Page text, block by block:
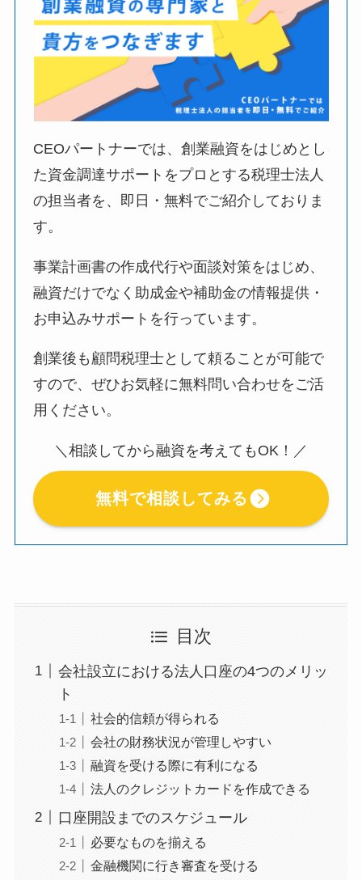
CEOパートナーでは、創業融資をはじめとし
た資金調達サポートをプロとする税理士法人
の担当者を、即日・無料でご紹介しておりま
す。
事業計画書の作成代行や面談対策をはじめ、
融資だけでなく助成金や補助金の情報提供・
お申込みサポートを行っています。
創業後も顧問税理士として頼ることが可能で
すので、ぜひお気軽に無料問い合わせをご活
用ください。
＼相談してから融資を考えてもOK！／
無料で相談してみる
目次
会社設立における法人口座の4つのメリッ
ト
社会的信頼が得られる
会社の財務状況が管理しやすい
融資を受ける際に有利になる
法人のクレジットカードを作成できる
口座開設までのスケジュール
必要なものを揃える
金融機関に行き審査を受ける